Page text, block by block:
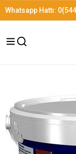
Whatsapp Hattı: